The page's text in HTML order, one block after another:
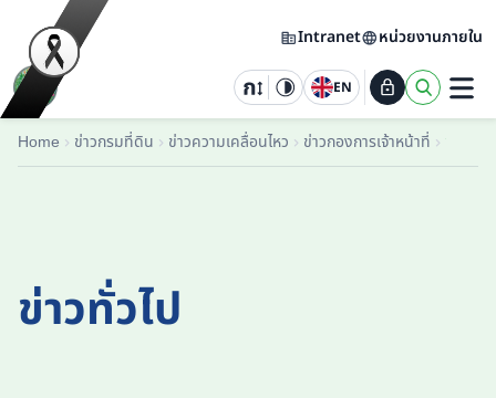
Intranet หน่วยงานภายใน
EN
Home ข่าวกรมที่ดิน ข่าวความเคลื่อนไหว ข่าวกองการเจ้าหน้าที่
ข่าวทั่วไป